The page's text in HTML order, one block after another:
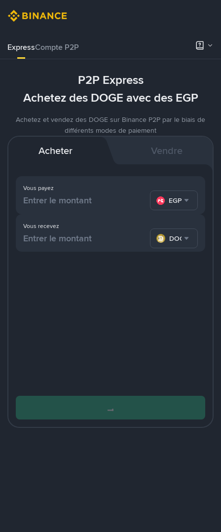
ExpressCompte P2P
P2P Express
Achetez des DOGE avec des EGP
Achetez et vendez des DOGE sur Binance P2P par le biais de
différents modes de paiement
Acheter Vendre
Vous payez
EGP
Vous recevez
DOGE